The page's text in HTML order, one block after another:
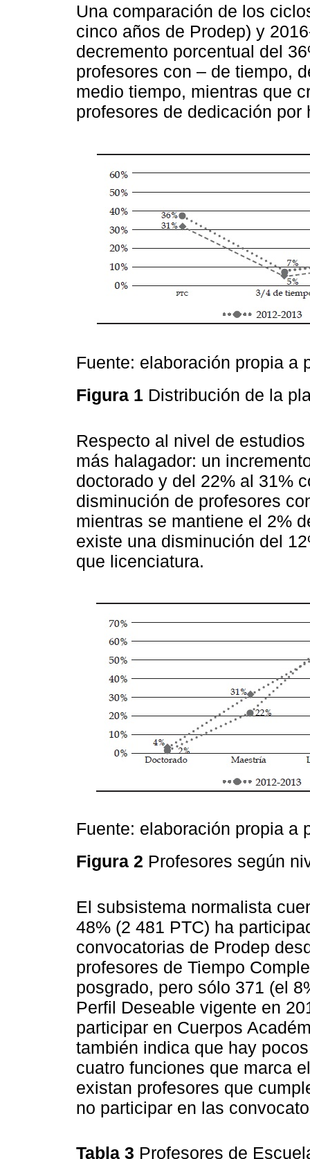
Una comparación de los
cinco años de Prodep) y
decremento porcentual del
profesores con – de tiempo,
medio tiempo, mientras que
profesores de dedicación por
Fuente: elaboración propia a
Figura 1 Distribución de la
Respecto al nivel de
más halagador: un
doctorado y del 22% al 31%
disminución de profesores
mientras se mantiene el 2%
existe una disminución del
que licenciatura.
Fuente: elaboración propia a
Figura 2 Profesores según
El subsistema normalista
48% (2 481 PTC) ha
convocatorias de Prodep
profesores de Tiempo
posgrado, pero sólo 371 (el
Perfil Deseable vigente en
participar en Cuerpos
también indica que hay
cuatro funciones que marca
existan profesores que
no participar en las
Tabla 3 Profesores de